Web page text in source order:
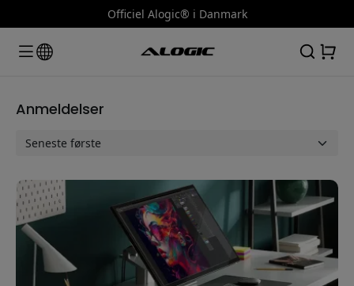
Officiel Alogic® i Danmark
Anmeldelser